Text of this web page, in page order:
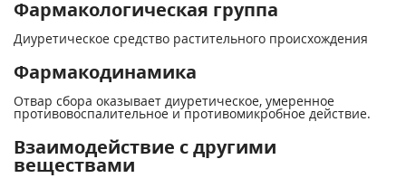
Фармакологическая группа
Диуретическое средство растительного происхождения
Фармакодинамика
Отвар сбора оказывает диуретическое, умеренное
противовоспалительное и противомикробное действие.
Взаимодействие с другими
веществами